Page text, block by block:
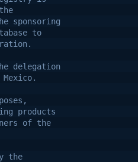
sponsoring
to
delegation
products
of the
the